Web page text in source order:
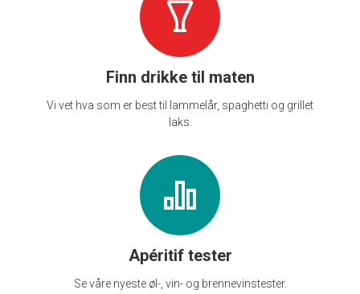
Finn drikke til maten
Vi vet hva som er best til lammelår, spaghetti og grillet
laks.
Apéritif tester
Se våre nyeste øl-, vin- og brennevinstester.